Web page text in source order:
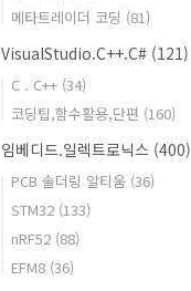
메타트레이더 코딩 (81)
VisualStudio.C++.C# (121)
C . C++ (34)
코딩팁,함수활용,단편 (160)
임베디드.일렉트로닉스 (400)
PCB 솔더링 알티움 (36)
STM32 (133)
nRF52 (88)
EFM8 (36)